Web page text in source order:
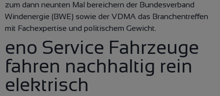
zum dann neunten Mal bereichern der Bundesverband
Windenergie (BWE) sowie der VDMA das Branchentreffen
mit Fachexpertise und politischem Gewicht.
eno Service Fahrzeuge
fahren nachhaltig rein
elektrisch